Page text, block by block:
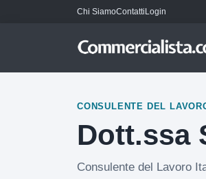
Chi SiamoContattiLogin
CONSULENTE DEL
Dott.ssa
Consulente del Lavoro